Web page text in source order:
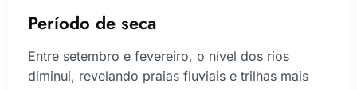
Período de seca
Entre setembro e fevereiro, o nível dos rios
diminui, revelando praias fluviais e trilhas mais